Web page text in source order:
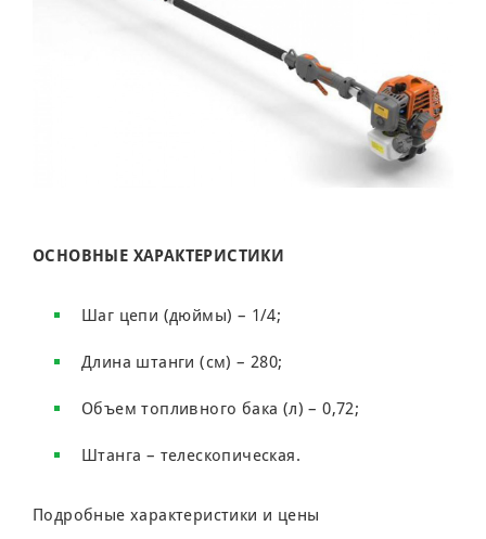
ОСНОВНЫЕ ХАРАКТЕРИСТИКИ
Шаг цепи (дюймы) – 1/4;
Длина штанги (см) – 280;
Объем топливного бака (л) – 0,72;
Штанга – телескопическая.
Подробные характеристики и цены